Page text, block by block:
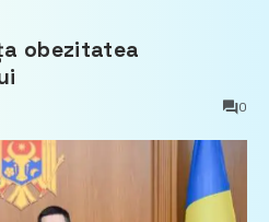
obezitatea
0